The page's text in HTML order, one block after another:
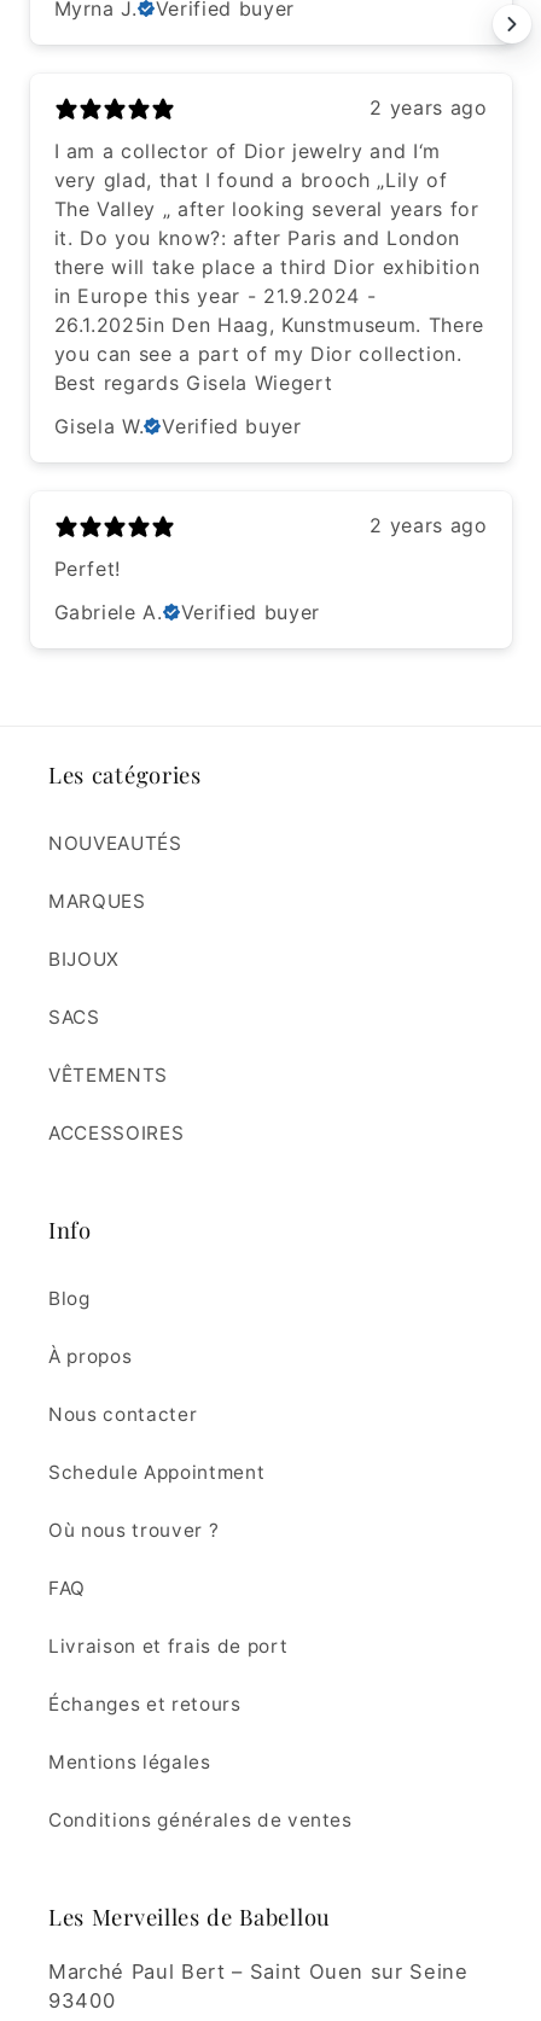
Myrna J.
Verified buyer
2 years ago
I am a collector of Dior jewelry and I‘m
very glad, that I found a brooch „Lily of
The Valley „ after looking several years for
it. Do you know?: after Paris and London
there will take place a third Dior exhibition
in Europe this year - 21.9.2024 -
26.1.2025in Den Haag, Kunstmuseum. There
you can see a part of my Dior collection.
Best regards Gisela Wiegert
Gisela W.
Verified buyer
2 years ago
Perfet!
Gabriele A.
Verified buyer
Les catégories
NOUVEAUTÉS
MARQUES
BIJOUX
SACS
VÊTEMENTS
ACCESSOIRES
Info
Blog
À propos
Nous contacter
Schedule Appointment
Où nous trouver ?
FAQ
Livraison et frais de port
Échanges et retours
Mentions légales
Conditions générales de ventes
Les Merveilles de Babellou
Marché Paul Bert – Saint Ouen sur Seine
93400